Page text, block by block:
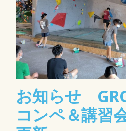
お知らせ
コンペ＆講